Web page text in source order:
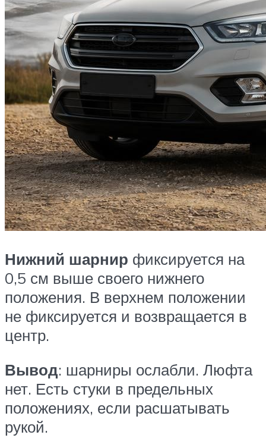
Нижний шарнир фиксируется на
0,5 см выше своего нижнего
положения. В верхнем положении
не фиксируется и возвращается в
центр.
Вывод: шарниры ослабли. Люфта
нет. Есть стуки в предельных
положениях, если расшатывать
рукой.